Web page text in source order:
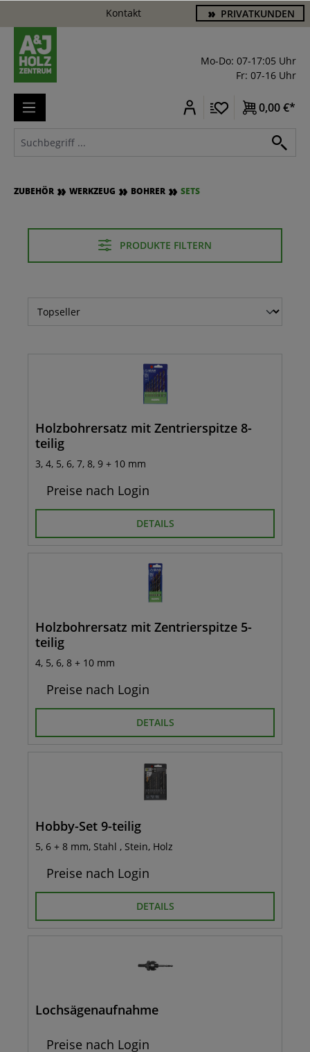
Kontakt PRIVATKUNDEN
Mo-Do: 07-17:05 Uhr
Fr: 07-16 Uhr
0,00 €*
ZUBEHÖR WERKZEUG BOHRER SETS
PRODUKTE FILTERN
Holzbohrersatz mit Zentrierspitze 8-
teilig
3, 4, 5, 6, 7, 8, 9 + 10 mm
Preise nach Login
DETAILS
Holzbohrersatz mit Zentrierspitze 5-
teilig
4, 5, 6, 8 + 10 mm
Preise nach Login
DETAILS
Hobby-Set 9-teilig
5, 6 + 8 mm, Stahl , Stein, Holz
Preise nach Login
DETAILS
Lochsägenaufnahme
Preise nach Login